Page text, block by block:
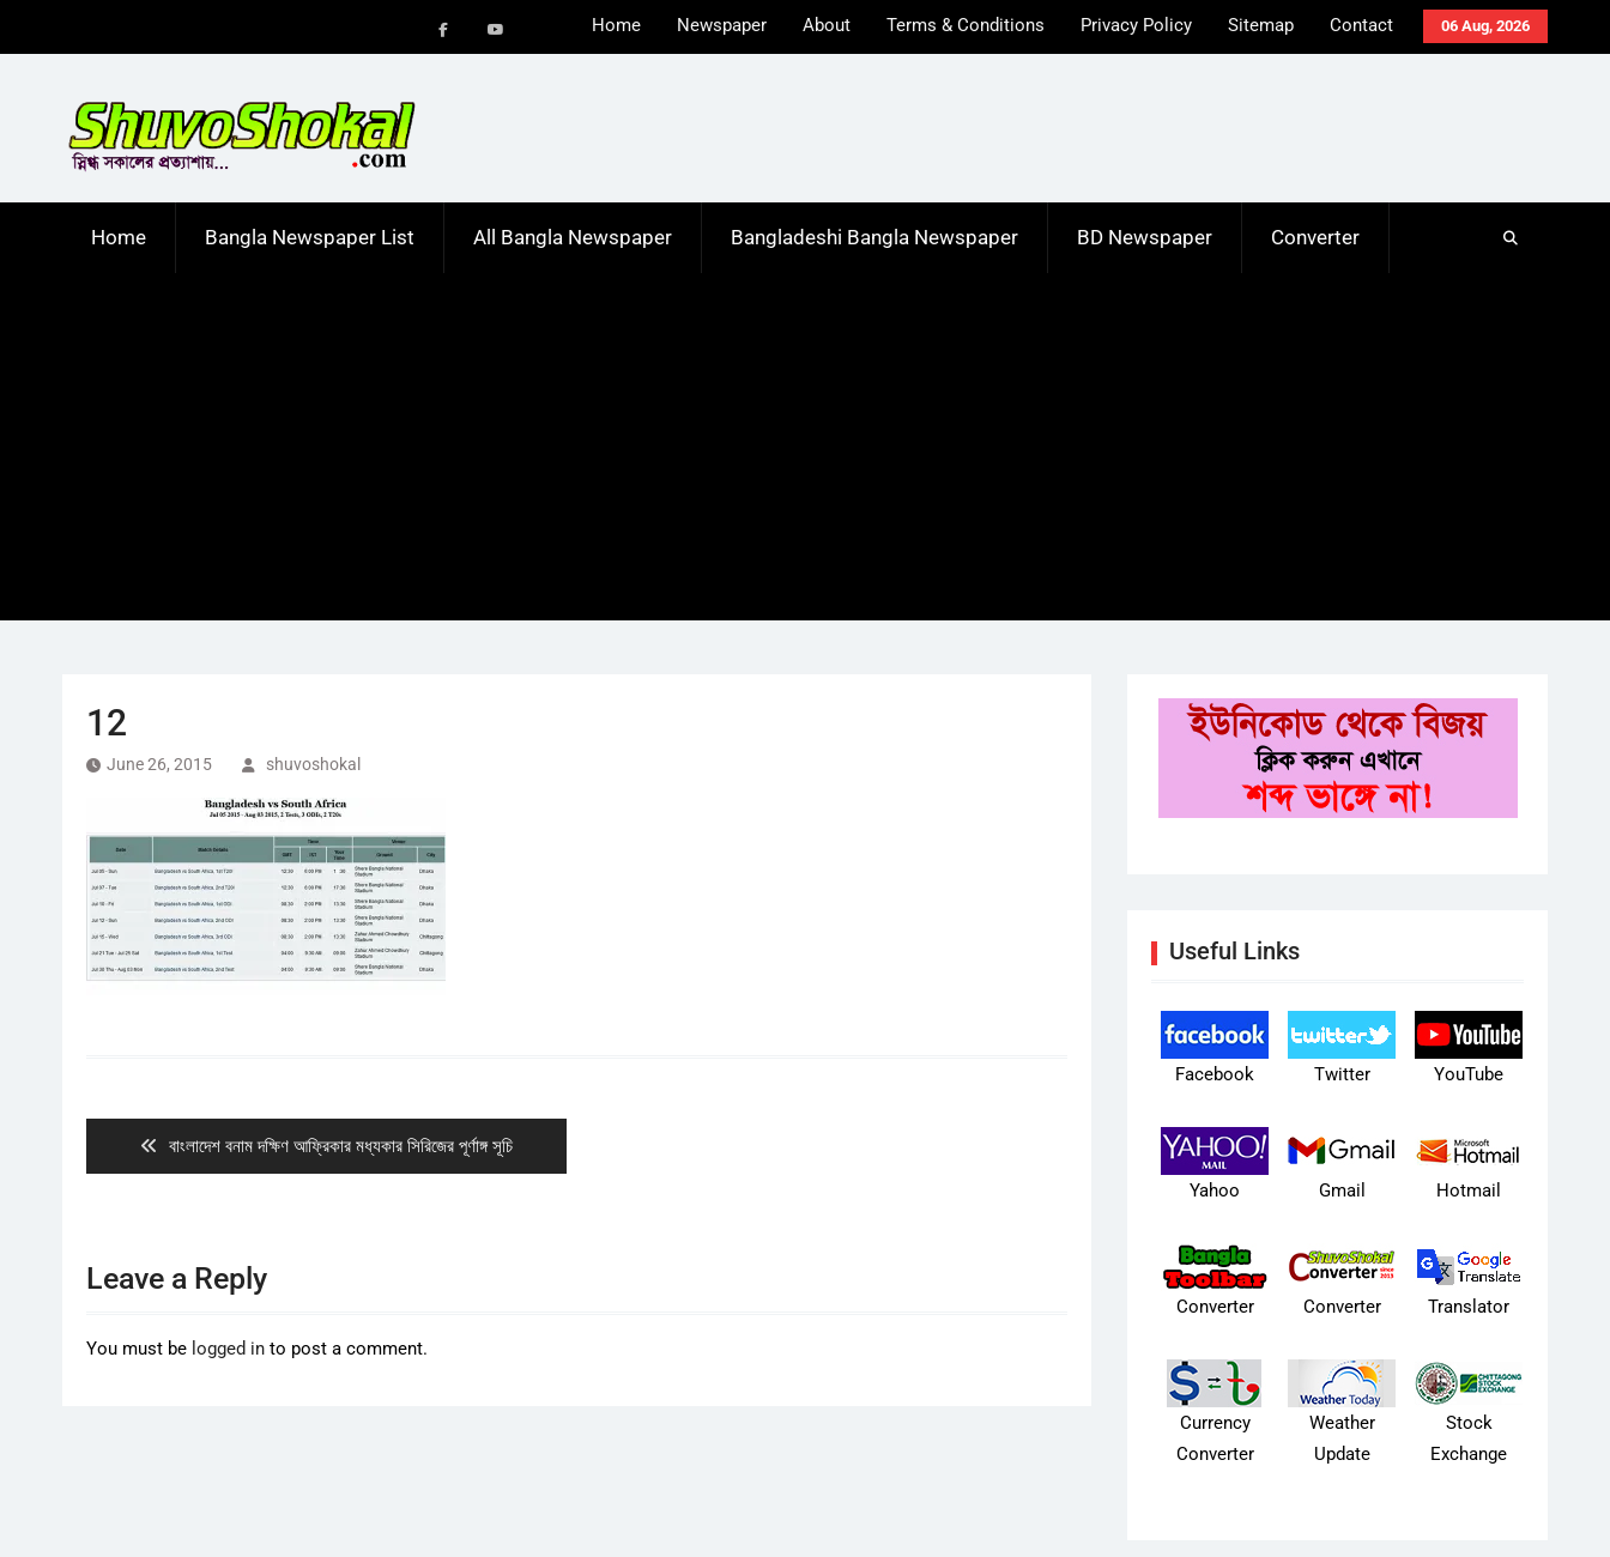
06 Aug, 2026
Home Newspaper About Terms & Conditions Privacy Policy Sitemap
Contact
Home Bangla Newspaper List All Bangla Newspaper Bangladeshi Bangla Newspaper BD Newspaper Converter
12
June 26, 2015 shuvoshokal
Previous
post:
বাংলাদেশ বনাম দক্ষিণ আফ্রিকার মধ্যকার সিরিজের পূর্ণাঙ্গ সূচি
Leave a Reply
You must be logged in to post a comment.
Useful Links
Facebook Twitter YouTube
Yahoo Gmail Hotmail
Converter Converter Translator
Currency
Converter
Weather
Update
Stock
Exchange